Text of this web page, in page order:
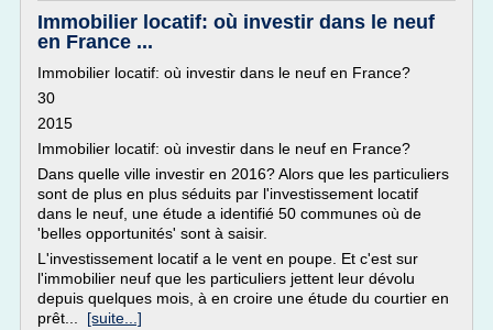
Immobilier locatif: où investir dans le neuf
en France ...
Immobilier locatif: où investir dans le neuf en France?
30
2015
Immobilier locatif: où investir dans le neuf en France?
Dans quelle ville investir en 2016? Alors que les particuliers
sont de plus en plus séduits par l'investissement locatif
dans le neuf, une étude a identifié 50 communes où de
'belles opportunités' sont à saisir.
L'investissement locatif a le vent en poupe. Et c'est sur
l'immobilier neuf que les particuliers jettent leur dévolu
depuis quelques mois, à en croire une étude du courtier en
prêt... [suite...]